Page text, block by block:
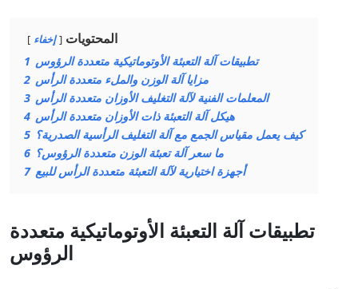
المحتويات إخفاء
1 تطبيقات آلة التعبئة الأوتوماتيكية متعددة الرؤوس
2 مزايا آلة الوزن والملء متعددة الرأس
3 المعلمات الفنية لآلة التغليف الأوزان متعددة الرأس
4 هيكل آلة التعبئة ذات الأوزان متعددة الرأس
5 كيف يعمل مقياس الجمع مع آلة التغليف الرأسية الصدرية؟
6 ما سعر آلة تعبئة الوزن متعددة الرؤوس؟
7 أجهزة اختيارية لآلة التعبئة متعددة الرأس للبيع
تطبيقات آلة التعبئة الأوتوماتيكية متعددة
الرؤوس